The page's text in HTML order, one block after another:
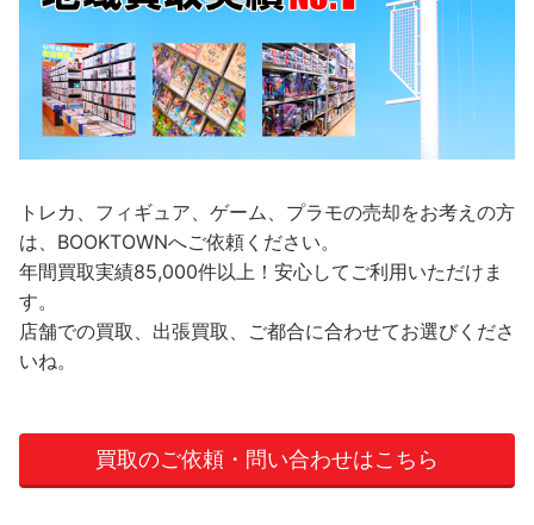
トレカ、フィギュア、ゲーム、プラモの売却をお考えの方
は、BOOKTOWNへご依頼ください。
年間買取実績85,000件以上！安心してご利用いただけま
す。
店舗での買取、出張買取、ご都合に合わせてお選びくださ
いね。
買取のご依頼・問い合わせはこちら